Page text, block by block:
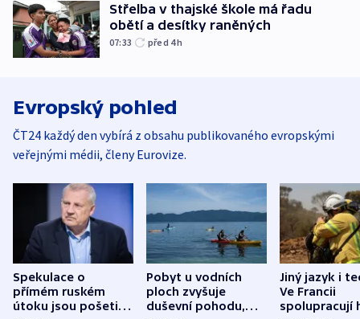
Střelba v thajské škole má řadu
obětí a desítky raněných
07:33 před 4h
Evropský pohled
ČT24 každý den vybírá z obsahu publikovaného evropskými
veřejnými médii, členy Eurovize.
Spekulace o
přímém ruském
útoku jsou pošetilé,
Pobyt u vodních
ploch zvyšuje
duševní pohodu,
Jiný jazyk i
Ve Francii
spolupracují